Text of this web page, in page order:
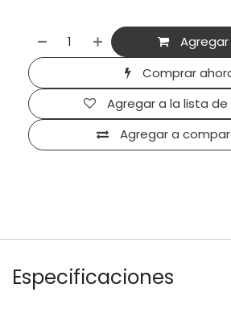
Comprar
Agregar a
Agregar a la lista
Especificaciones